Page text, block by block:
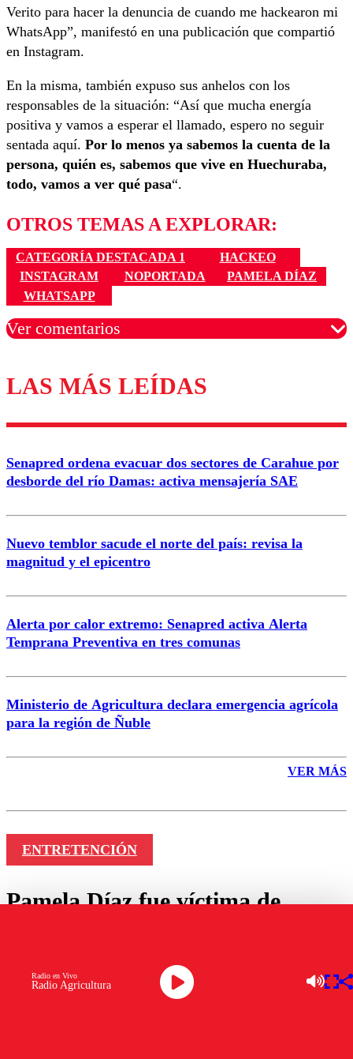
Verito para hacer la denuncia de cuando me hackearon mi
WhatsApp”, manifestó en una publicación que compartió
en Instagram.
En la misma, también expuso sus anhelos con los
responsables de la situación: “Así que mucha energía
positiva y vamos a esperar el llamado, espero no seguir
sentada aquí. Por lo menos ya sabemos la cuenta de la
persona, quién es, sabemos que vive en Huechuraba,
todo, vamos a ver qué pasa“.
OTROS TEMAS A EXPLORAR:
CATEGORÍA DESTACADA 1
HACKEO
INSTAGRAM
NOPORTADA
PAMELA DÍAZ
WHATSAPP
Ver comentarios
Los comentarios son moderados para garantizar un
diálogo respetuoso.
Correo
LAS MÁS LEÍDAS
Senapred ordena evacuar dos sectores de Carahue por
desborde del río Damas: activa mensajería SAE
Nuevo temblor sacude el norte del país: revisa la
magnitud y el epicentro
Alerta por calor extremo: Senapred activa Alerta
Temprana Preventiva en tres comunas
Ministerio de Agricultura declara emergencia agrícola
para la región de Ñuble
VER MÁS
ENTRETENCIÓN
Pamela Díaz fue víctima de
queda en shock”
Radio Agricultura
Radio en Vivo